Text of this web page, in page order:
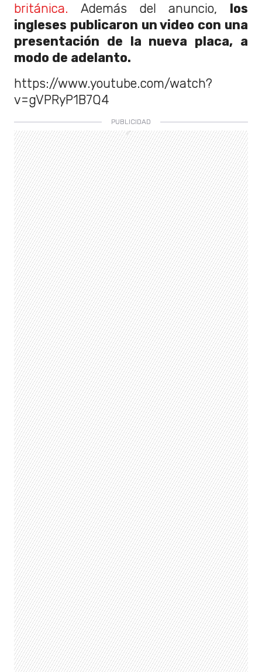
británica. Además del anuncio, los
ingleses publicaron un video con una
presentación de la nueva placa, a
modo de adelanto.
https://www.youtube.com/watch?
v=gVPRyP1B7Q4